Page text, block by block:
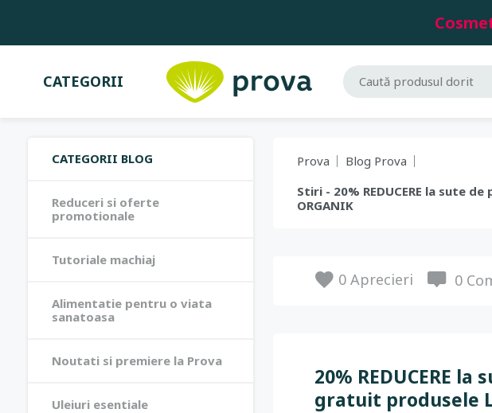
CATEGORII
CATEGORII BLOG
Reduceri si oferte
promotionale
Tutoriale machiaj
Alimentatie pentru o viata
sanatoasa
Noutati si premiere la Prova
Uleiuri esentiale
Prova
Blog Prova
Stiri - 20% REDUCERE la sute
ORGANIK
0 Aprecieri 0
20% REDUCERE
gratuit produsele